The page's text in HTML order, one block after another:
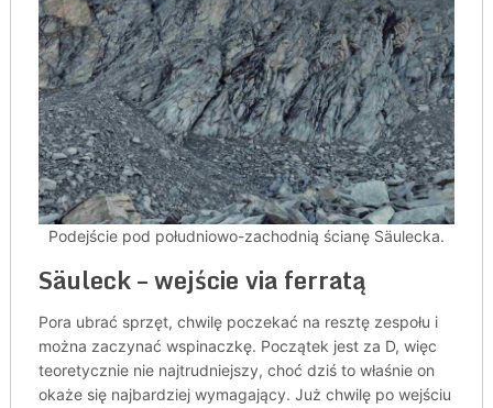
Podejście pod południowo-zachodnią ścianę Säulecka.
Säuleck – wejście via ferratą
Pora ubrać sprzęt, chwilę poczekać na resztę zespołu i
można zaczynać wspinaczkę. Początek jest za D, więc
teoretycznie nie najtrudniejszy, choć dziś to właśnie on
okaże się najbardziej wymagający. Już chwilę po wejściu